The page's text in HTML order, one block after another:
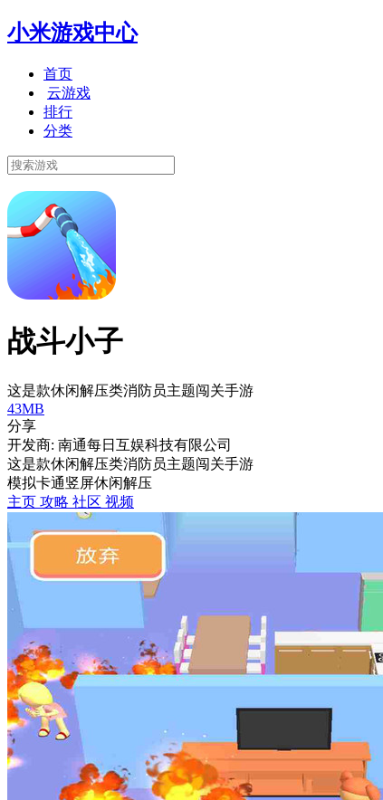
小米游戏中心
首页
云游戏
排行
分类
战斗小子
这是款休闲解压类消防员主题闯关手游
43MB
分享
开发商: 南通每日互娱科技有限公司
这是款休闲解压类消防员主题闯关手游
模拟卡通竖屏休闲解压
主页 攻略 社区 视频